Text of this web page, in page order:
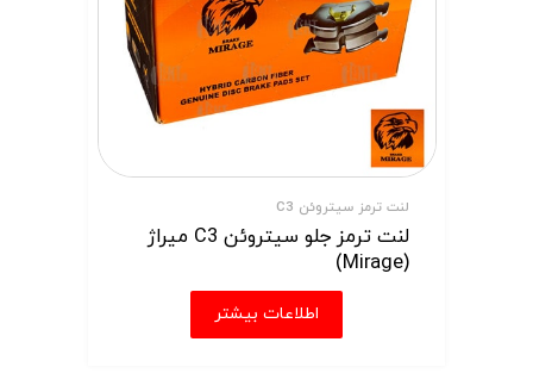
لنت ترمز سیتروئن C3
لنت ترمز جلو سیتروئن C3 میراژ
(Mirage)
اطلاعات بیشتر